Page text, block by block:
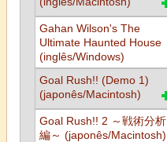
Gahan Wilson's The
Ultimate Haunted House
(inglês/Windows)
Goal Rush!! (Demo 1)
(japonês/Macintosh)
Goal Rush!! 2 ～戦術分析
編～ (japonês/Macintosh)